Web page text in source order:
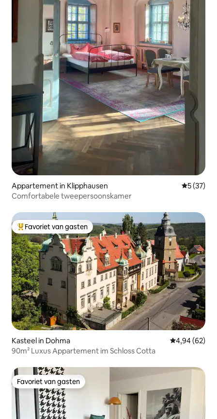
Appartement in Klipphausen
5 (37)
Comfortabele tweepersoonskamer
Topfavoriet van gasten
Favoriet van gasten
Kasteel in Dohma Gemiddelde
4,94 (62)
90m² Luxus Appartement im Schloss Cotta
Favoriet van gasten
Favoriet van gasten